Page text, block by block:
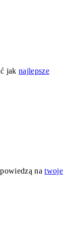
jaknajlepsze
natwoje